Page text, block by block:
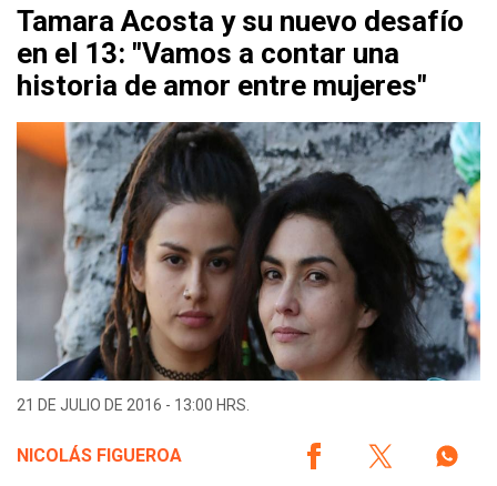
Tamara Acosta y su nuevo desafío
en el 13: "Vamos a contar una
historia de amor entre mujeres"
21 DE JULIO DE 2016 - 13:00 HRS.
NICOLÁS FIGUEROA